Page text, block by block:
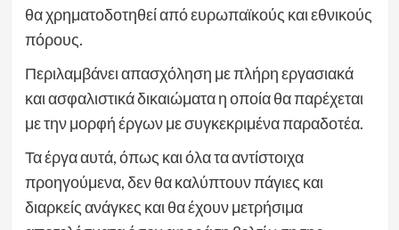
θα χρηματοδοτηθεί από ευρωπαϊκούς και εθνικούς
πόρους.
Περιλαμβάνει απασχόληση με πλήρη εργασιακά
και ασφαλιστικά δικαιώματα η οποία θα παρέχεται
με την μορφή έργων με συγκεκριμένα παραδοτέα.
Τα έργα αυτά, όπως και όλα τα αντίστοιχα
προηγούμενα, δεν θα καλύπτουν πάγιες και
διαρκείς ανάγκες και θα έχουν μετρήσιμα